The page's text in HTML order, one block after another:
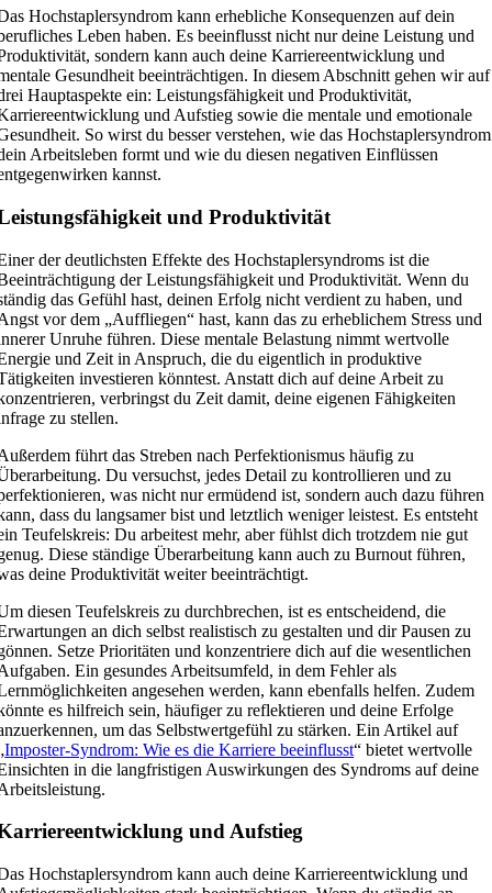
Hochstaplersyndrom kann erhebliche Konsequenzen auf dein
Leben haben. Es beeinflusst nicht nur deine Leistung und
sondern kann auch deine Karriereentwicklung und
Gesundheit beeinträchtigen. In diesem Abschnitt gehen wir auf
Hauptaspekte ein: Leistungsfähigkeit und Produktivität,
und Aufstieg sowie die mentale und emotionale
So wirst du besser verstehen, wie das Hochstaplersyndrom
Arbeitsleben formt und wie du diesen negativen Einflüssen
kannst.
und Produktivität
der deutlichsten Effekte des Hochstaplersyndroms ist die
der Leistungsfähigkeit und Produktivität. Wenn du
das Gefühl hast, deinen Erfolg nicht verdient zu haben, und
vor dem „Auffliegen“ hast, kann das zu erheblichem Stress und
Unruhe führen. Diese mentale Belastung nimmt wertvolle
und Zeit in Anspruch, die du eigentlich in produktive
investieren könntest. Anstatt dich auf deine Arbeit zu
verbringst du Zeit damit, deine eigenen Fähigkeiten
zu stellen.
führt das Streben nach Perfektionismus häufig zu
Du versuchst, jedes Detail zu kontrollieren und zu
was nicht nur ermüdend ist, sondern auch dazu führen
dass du langsamer bist und letztlich weniger leistest. Es entsteht
Teufelskreis: Du arbeitest mehr, aber fühlst dich trotzdem nie gut
Diese ständige Überarbeitung kann auch zu Burnout führen,
deine Produktivität weiter beeinträchtigt.
diesen Teufelskreis zu durchbrechen, ist es entscheidend, die
an dich selbst realistisch zu gestalten und dir Pausen zu
Setze Prioritäten und konzentriere dich auf die wesentlichen
Ein gesundes Arbeitsumfeld, in dem Fehler als
angesehen werden, kann ebenfalls helfen. Zudem
es hilfreich sein, häufiger zu reflektieren und deine Erfolge
um das Selbstwertgefühl zu stärken. Ein Artikel auf
Imposter-Syndrom: Wie es die Karriere beeinflusst“ bietet wertvolle
in die langfristigen Auswirkungen des Syndroms auf deine
und Aufstieg
Hochstaplersyndrom kann auch deine Karriereentwicklung und